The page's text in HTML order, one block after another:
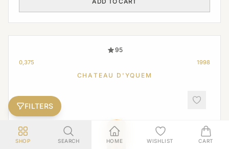
95
0,375 1998
CHATEAU D'YQUEM
FILTERS
SHOP SEARCH HOME WISHLIST CART